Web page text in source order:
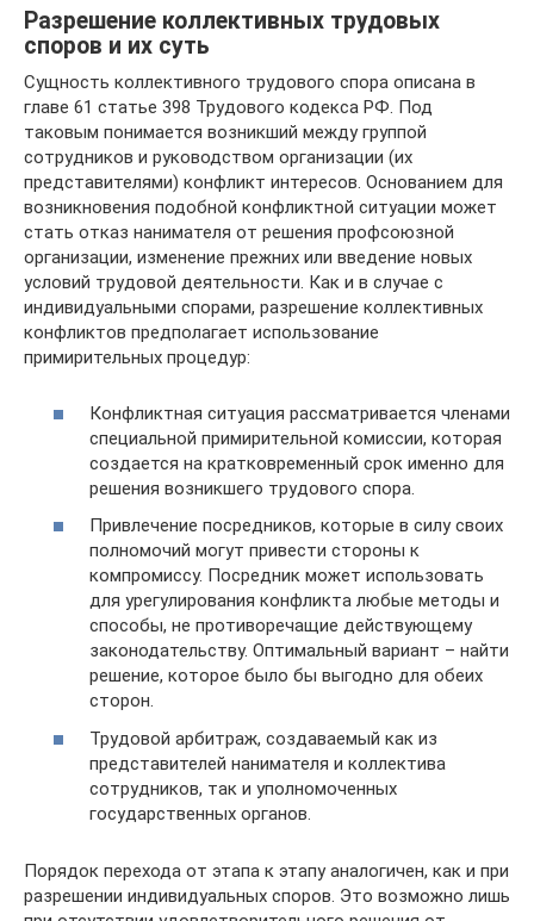
Разрешение коллективных трудовых
споров и их суть
Сущность коллективного трудового спора описана в
главе 61 статье 398 Трудового кодекса РФ. Под
таковым понимается возникший между группой
сотрудников и руководством организации (их
представителями) конфликт интересов. Основанием для
возникновения подобной конфликтной ситуации может
стать отказ нанимателя от решения профсоюзной
организации, изменение прежних или введение новых
условий трудовой деятельности. Как и в случае с
индивидуальными спорами, разрешение коллективных
конфликтов предполагает использование
примирительных процедур:
Конфликтная ситуация рассматривается членами
специальной примирительной комиссии, которая
создается на кратковременный срок именно для
решения возникшего трудового спора.
Привлечение посредников, которые в силу своих
полномочий могут привести стороны к
компромиссу. Посредник может использовать
для урегулирования конфликта любые методы и
способы, не противоречащие действующему
законодательству. Оптимальный вариант – найти
решение, которое было бы выгодно для обеих
сторон.
Трудовой арбитраж, создаваемый как из
представителей нанимателя и коллектива
сотрудников, так и уполномоченных
государственных органов.
Порядок перехода от этапа к этапу аналогичен, как и при
разрешении индивидуальных споров. Это возможно лишь